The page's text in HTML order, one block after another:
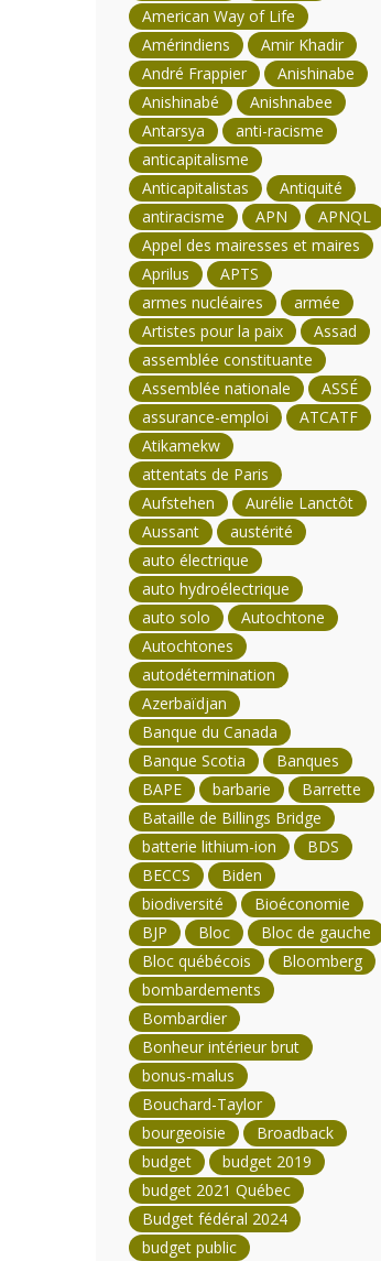
American Way of Life
Amérindiens
Amir Khadir
André Frappier
Anishinabe
Anishinabé
Anishnabee
Antarsya
anti-racisme
anticapitalisme
Anticapitalistas
Antiquité
antiracisme
APN
APNQL
Appel des mairesses et maires
Aprilus
APTS
armes nucléaires
armée
Artistes pour la paix
Assad
assemblée constituante
Assemblée nationale
ASSÉ
assurance-emploi
ATCATF
Atikamekw
attentats de Paris
Aufstehen
Aurélie Lanctôt
Aussant
austérité
auto électrique
auto hydroélectrique
auto solo
Autochtone
Autochtones
autodétermination
Azerbaïdjan
Banque du Canada
Banque Scotia
Banques
BAPE
barbarie
Barrette
Bataille de Billings Bridge
batterie lithium-ion
BDS
BECCS
Biden
biodiversité
Bioéconomie
BJP
Bloc
Bloc de gauche
Bloc québécois
Bloomberg
bombardements
Bombardier
Bonheur intérieur brut
bonus-malus
Bouchard-Taylor
bourgeoisie
Broadback
budget
budget 2019
budget 2021 Québec
Budget fédéral 2024
budget public